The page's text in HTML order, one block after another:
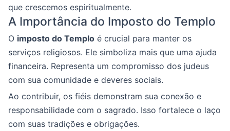
que crescemos espiritualmente.
A Importância do Imposto do Templo
O imposto do Templo é crucial para manter os
serviços religiosos. Ele simboliza mais que uma ajuda
financeira. Representa um compromisso dos judeus
com sua comunidade e deveres sociais.
Ao contribuir, os fiéis demonstram sua conexão e
responsabilidade com o sagrado. Isso fortalece o laço
com suas tradições e obrigações.